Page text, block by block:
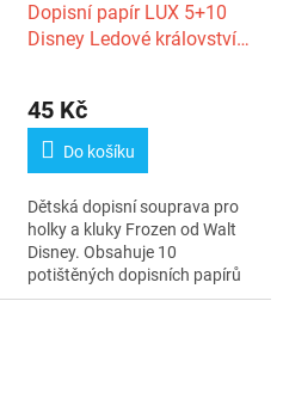
Dopisní papír LUX 5+10
Disney Ledové království
45 Kč
Do košíku
Dětská dopisní souprava pro
holky a kluky Frozen od Walt
Disney. Obsahuje 10
potištěných dopisních papírů
formátu A4...